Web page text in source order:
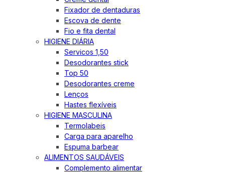
Fixador de dentaduras
Escova de dente
Fio e fita dental
HIGIENE DIÁRIA
Servicos 1,50
Desodorantes stick
Top 50
Desodorantes creme
Lenços
Hastes flexíveis
HIGIENE MASCULINA
Termolabeis
Carga para aparelho
Espuma barbear
ALIMENTOS SAUDÁVEIS
Complemento alimentar